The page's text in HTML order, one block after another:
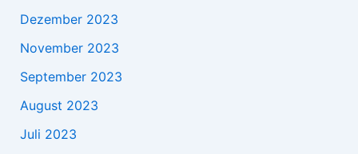
Dezember 2023
November 2023
September 2023
August 2023
Juli 2023